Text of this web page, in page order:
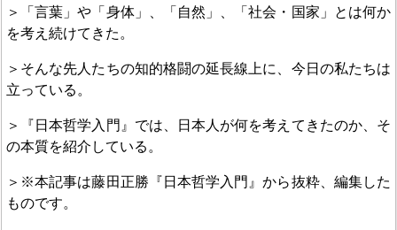
＞「言葉」や「身体」、「自然」、「社会・国家」とは何か
を考え続けてきた。
＞そんな先人たちの知的格闘の延長線上に、今日の私たちは
立っている。
＞『日本哲学入門』では、日本人が何を考えてきたのか、そ
の本質を紹介している。
＞※本記事は藤田正勝『日本哲学入門』から抜粋、編集した
ものです。